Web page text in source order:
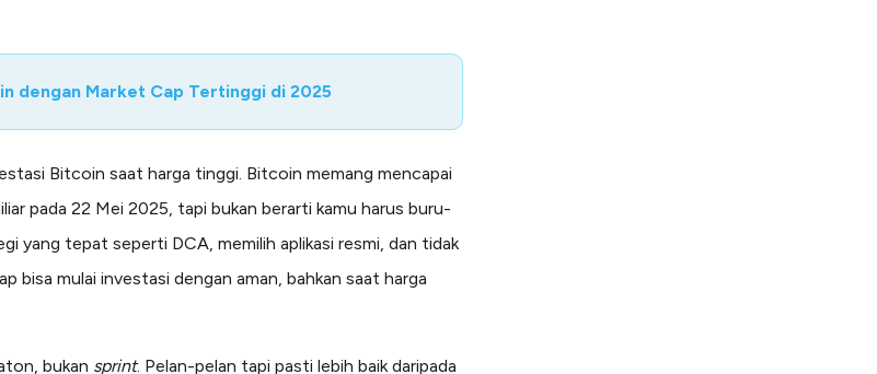
dengan Market Cap Tertinggi di 2025
Bitcoin saat harga tinggi. Bitcoin memang mencapai
pada 22 Mei 2025, tapi bukan berarti kamu harus buru-
yang tepat seperti DCA, memilih aplikasi resmi, dan tidak
bisa mulai investasi dengan aman, bahkan saat harga
bukan sprint. Pelan-pelan tapi pasti lebih baik daripada